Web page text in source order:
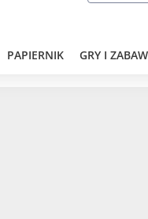
PAPIERNIK GRY I